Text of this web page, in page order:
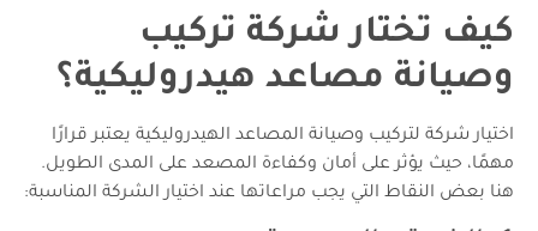
كيف تختار شركة تركيب
وصيانة مصاعد هيدروليكية؟
اختيار شركة لتركيب وصيانة المصاعد الهيدروليكية يعتبر قرارًا
مهمًا، حيث يؤثر على أمان وكفاءة المصعد على المدى الطويل.
هنا بعض النقاط التي يجب مراعاتها عند اختيار الشركة المناسبة: